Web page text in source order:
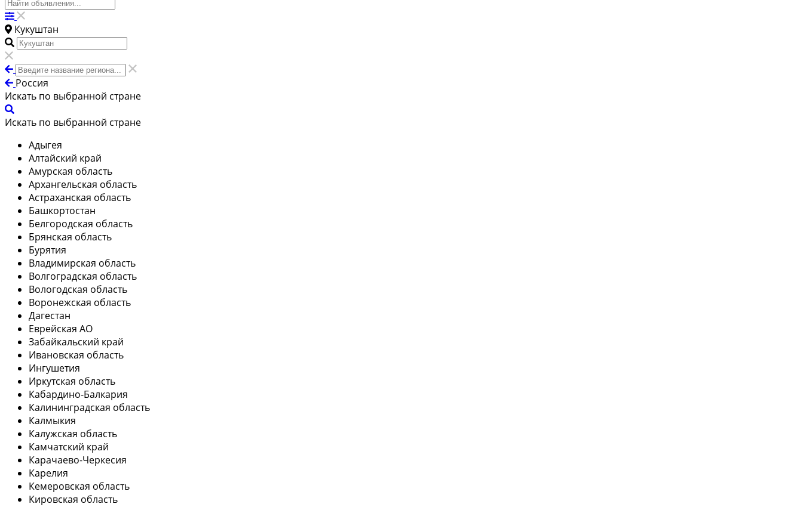
Кукуштан
Россия
Искать по выбранной стране
Искать по выбранной стране
Адыгея
Алтайский край
Амурская область
Архангельская область
Астраханская область
Башкортостан
Белгородская область
Брянская область
Бурятия
Владимирская область
Волгоградская область
Вологодская область
Воронежская область
Дагестан
Еврейская АО
Забайкальский край
Ивановская область
Ингушетия
Иркутская область
Кабардино-Балкария
Калининградская область
Калмыкия
Калужская область
Камчатский край
Карачаево-Черкесия
Карелия
Кемеровская область
Кировская область